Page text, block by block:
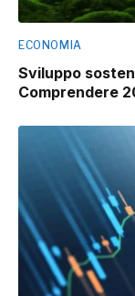
ECONOMIA
Sviluppo
Comprendere